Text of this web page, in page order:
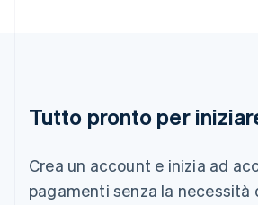
Tutto pronto per
Crea un account e inizia ad
pagamenti senza la necessità
Lettonia
English
DeutschEnglish
Lituania